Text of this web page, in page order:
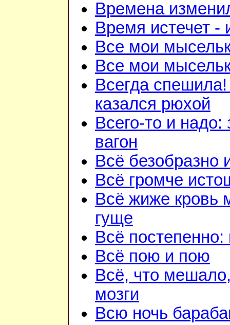
Времена
Время истечет -
Все мои
Все мои
Всегда
казался рюхой
Всего-то и надо:
вагон
Всё безобразно
Всё громче
Всё жиже кровь
гуще
Всё постепенно:
Всё пою и пою
Всё, что
мозги
Всю ночь